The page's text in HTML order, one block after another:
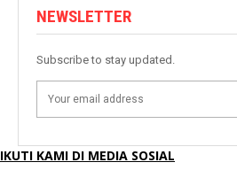
NEWSLETTER
Subscribe to stay updated.
IKUTI KAMI DI MEDIA SOSIAL